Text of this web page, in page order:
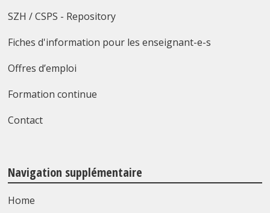
SZH / CSPS - Repository
Fiches d'information pour les enseignant-e-s
Offres d’emploi
Formation continue
Contact
Navigation supplémentaire
Home